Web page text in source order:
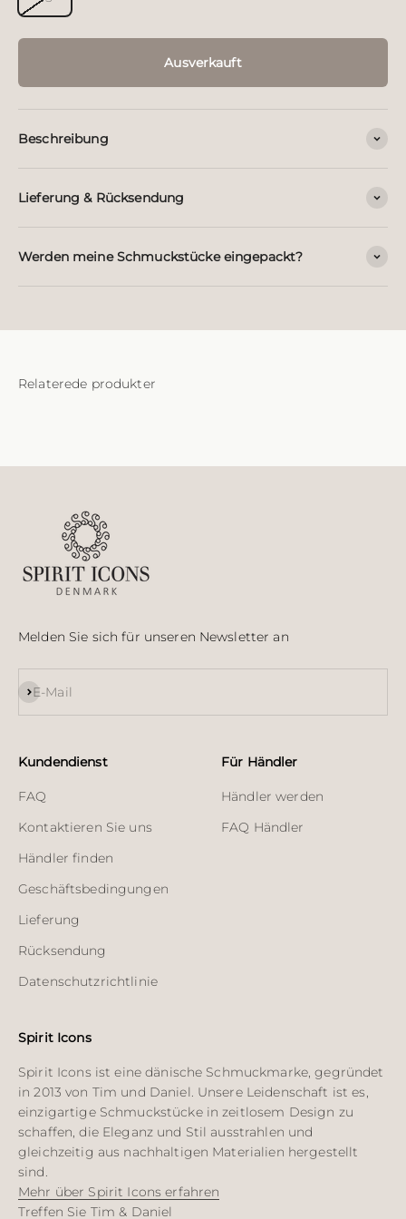
Ausverkauft
Beschreibung
Lieferung & Rücksendung
Werden meine Schmuckstücke eingepackt?
Melden Sie sich für unseren Newsletter an
E-Mail
Abonnieren
Kundendienst
FAQ
Kontaktieren Sie uns
Händler finden
Geschäftsbedingungen
Lieferung
Rücksendung
Datenschutzrichtlinie
Für Händler
Händler werden
FAQ Händler
Spirit Icons
Spirit Icons ist eine dänische Schmuckmarke, gegründet
in 2013 von Tim und Daniel. Unsere Leidenschaft ist es,
einzigartige Schmuckstücke in zeitlosem Design zu
schaffen, die Eleganz und Stil ausstrahlen und
gleichzeitig aus nachhaltigen Materialien hergestellt
sind.
Mehr über Spirit Icons erfahren
Treffen Sie Tim & Daniel